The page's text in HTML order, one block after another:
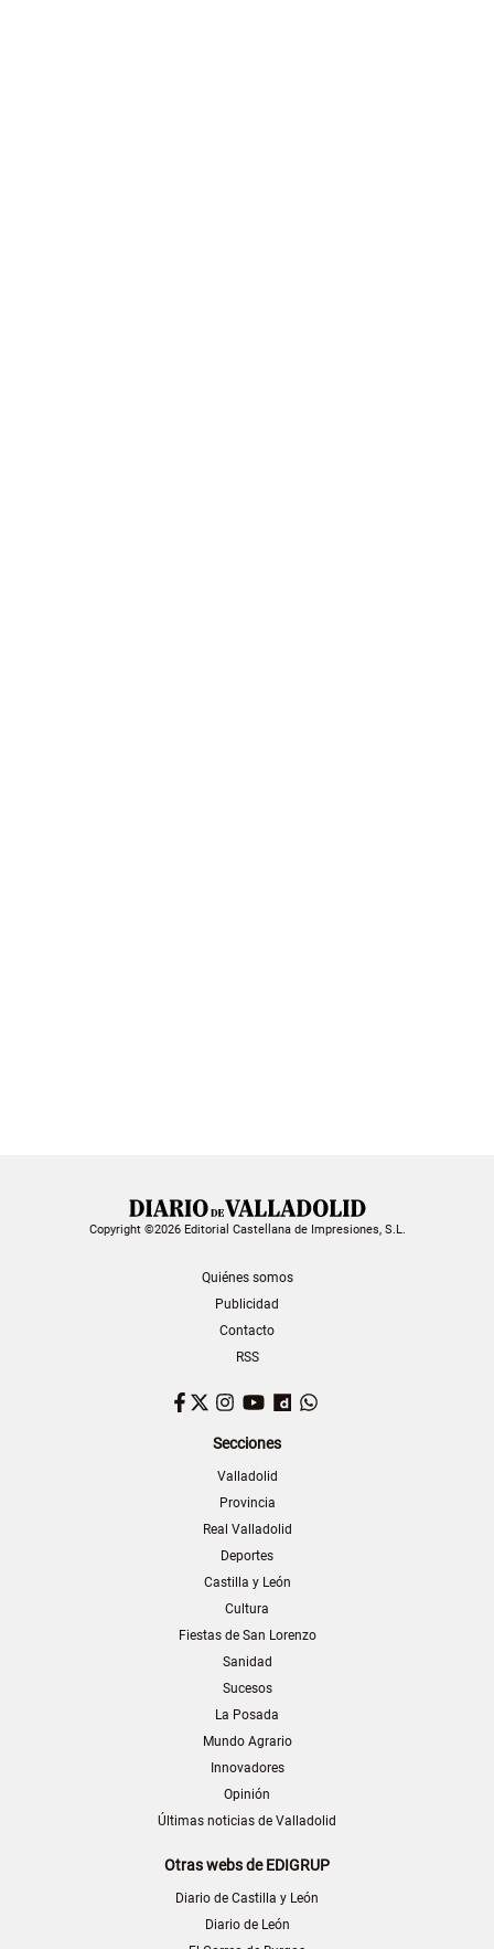
Copyright ©2026 Editorial Castellana de Impresiones, S.L.
Quiénes somos
Publicidad
Contacto
RSS
Facebook
TwitterInstagram
YouTubeDailymotion
Secciones
Valladolid
Provincia
Real Valladolid
Deportes
Castilla y León
Cultura
Fiestas de San Lorenzo
Sanidad
Sucesos
La Posada
Mundo Agrario
Innovadores
Opinión
Últimas noticias de Valladolid
Otras webs de EDIGRUP
Diario de Castilla y León
Diario de León